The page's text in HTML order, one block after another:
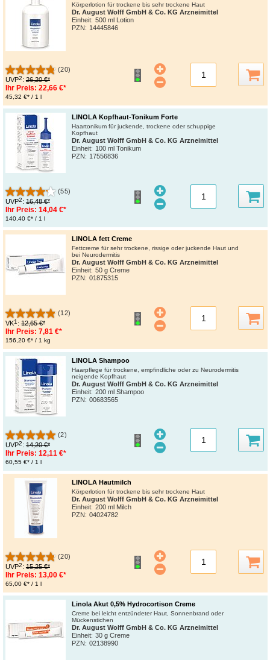
Körperlotion für trockene bis sehr trockene Haut
Dr. August Wolff GmbH & Co. KG Arzneimittel
Einheit: 500 ml Lotion
PZN: 14445846
(20)
UVP2: 26,20 €*
Ihr Preis: 22,66 €*
45,32 €* / 1 l
LINOLA Kopfhaut-Tonikum Forte
Haartonikum für juckende, trockene oder schuppige
Kopfhaut
Dr. August Wolff GmbH & Co. KG Arzneimittel
Einheit: 100 ml Tonikum
PZN: 17556836
(55)
UVP2: 16,48 €*
Ihr Preis: 14,04 €*
140,40 €* / 1 l
LINOLA fett Creme
Fettcreme für sehr trockene, rissige oder juckende Haut und
bei Neurodermitis
Dr. August Wolff GmbH & Co. KG Arzneimittel
Einheit: 50 g Creme
PZN: 01875315
(12)
VK1 : 12,65 €*
Ihr Preis: 7,81 €*
156,20 €* / 1 kg
LINOLA Shampoo
Haarpflege für trockene, empfindliche oder zu Neurodermitis
neigende Kopfhaut
Dr. August Wolff GmbH & Co. KG Arzneimittel
Einheit: 200 ml Shampoo
PZN: 00683565
(2)
UVP2: 14,20 €*
Ihr Preis: 12,11 €*
60,55 €* / 1 l
LINOLA Hautmilch
Körperlotion für trockene bis sehr trockene Haut
Dr. August Wolff GmbH & Co. KG Arzneimittel
Einheit: 200 ml Milch
PZN: 04024782
(20)
UVP2: 15,25 €*
Ihr Preis: 13,00 €*
65,00 €* / 1 l
Linola Akut 0,5% Hydrocortison Creme
Creme bei leicht entzündeter Haut, Sonnenbrand oder
Mückenstichen
Dr. August Wolff GmbH & Co. KG Arzneimittel
Einheit: 30 g Creme
PZN: 02138990